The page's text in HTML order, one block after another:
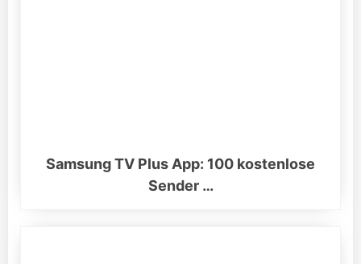
Samsung TV Plus App: 100 kostenlose
Sender …